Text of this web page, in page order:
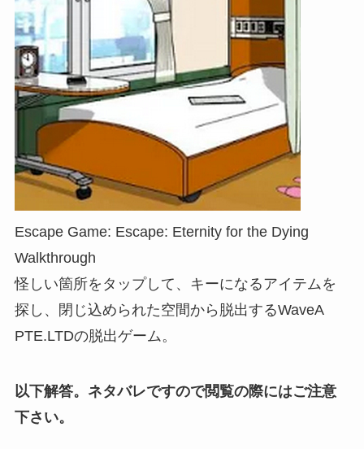
Escape Game: Escape: Eternity for the Dying
Walkthrough
怪しい箇所をタップして、キーになるアイテムを
探し、閉じ込められた空間から脱出するWaveA
PTE.LTDの脱出ゲーム。
以下解答。ネタバレですので閲覧の際にはご注意
下さい。